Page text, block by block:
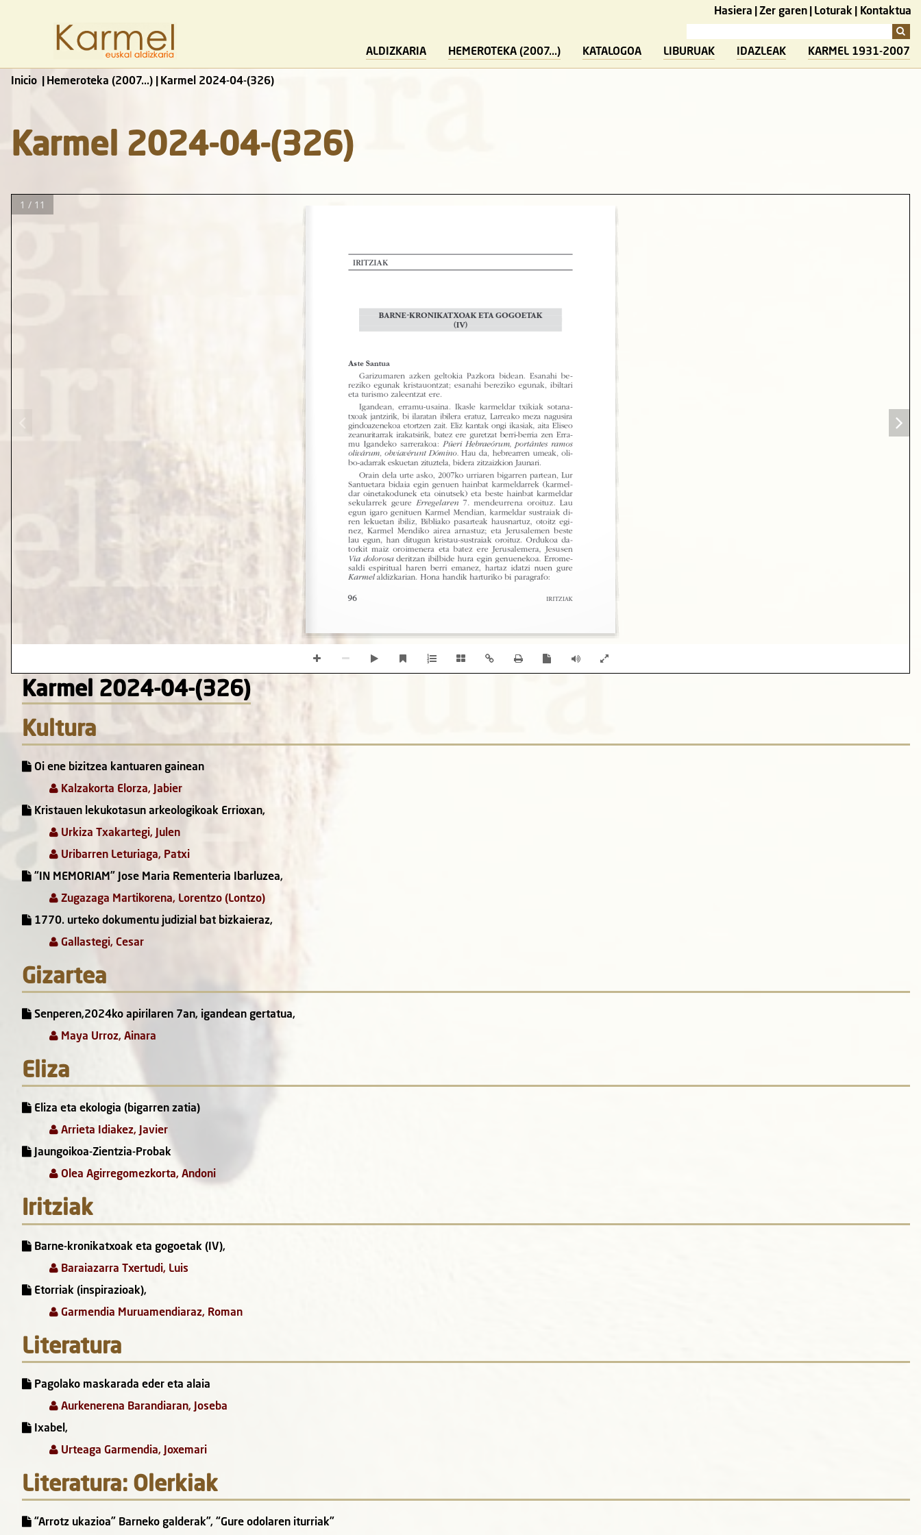
Hasiera Zer garen Loturak Kontaktua
ALDIZKARIA HEMEROTEKA (2007...) KATALOGOA LIBURUAK IDAZLEAK KARMEL 1931-2007
Inicio Hemeroteka (2007...) Karmel 2024-04-(326)
Karmel 2024-04-(326)
1 / 11
Karmel 2024-04-(326)
Kultura
Oi ene bizitzea kantuaren gainean
Kalzakorta Elorza, Jabier
Kristauen lekukotasun arkeologikoak Errioxan,
Urkiza Txakartegi, Julen
Uribarren Leturiaga, Patxi
“IN MEMORIAM” Jose Maria Rementeria Ibarluzea,
Zugazaga Martikorena, Lorentzo (Lontzo)
1770. urteko dokumentu judizial bat bizkaieraz,
Gallastegi, Cesar
Gizartea
Senperen,2024ko apirilaren 7an, igandean gertatua,
Maya Urroz, Ainara
Eliza
Eliza eta ekologia (bigarren zatia)
Arrieta Idiakez, Javier
Jaungoikoa-Zientzia-Probak
Olea Agirregomezkorta, Andoni
Iritziak
Barne-kronikatxoak eta gogoetak (IV),
Baraiazarra Txertudi, Luis
Etorriak (inspirazioak),
Garmendia Muruamendiaraz, Roman
Literatura
Pagolako maskarada eder eta alaia
Aurkenerena Barandiaran, Joseba
Ixabel,
Urteaga Garmendia, Joxemari
Literatura: Olerkiak
“Arrotz ukazioa” Barneko galderak”, “Gure odolaren iturriak”